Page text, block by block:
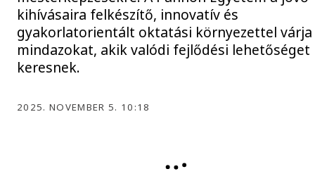
kihívásaira felkészítő, innovatív és
gyakorlatorientált oktatási környezettel várja
mindazokat, akik valódi fejlődési lehetőséget
keresnek.
2025. NOVEMBER 5. 10:18